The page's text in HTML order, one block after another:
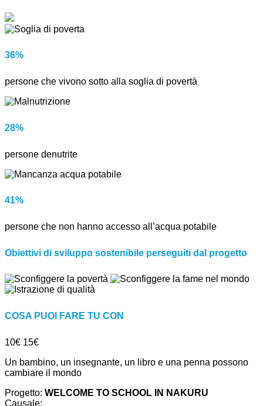
36%
persone che vivono sotto alla soglia di povertà
28%
persone denutrite
41%
persone che non hanno accesso all’acqua potabile
Obiettivi di sviluppo sostenibile perseguiti dal progetto
COSA PUOI FARE TU CON
10€ 15€
Un bambino, un insegnante, un libro e una penna possono
cambiare il mondo
Progetto: WELCOME TO SCHOOL IN NAKURU
Causale: